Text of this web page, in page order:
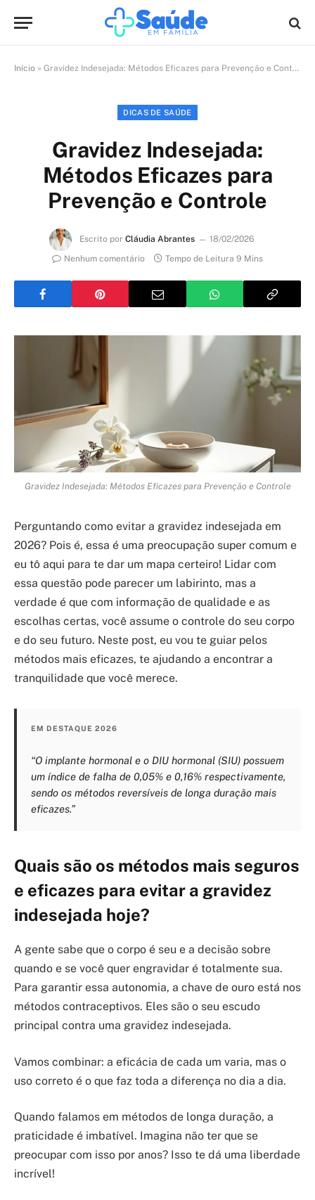
Início » Gravidez Indesejada: Métodos Eficazes para Prevenção e Controle
DICAS DE SAÚDE
Gravidez Indesejada:
Métodos Eficazes para
Prevenção e Controle
Escrito por Cláudia Abrantes
18/02/2026
Nenhum comentário
Tempo de Leitura 9 Mins
Gravidez Indesejada: Métodos Eficazes para Prevenção e Controle
Perguntando como evitar a gravidez indesejada em
2026? Pois é, essa é uma preocupação super comum e
eu tô aqui para te dar um mapa certeiro! Lidar com
essa questão pode parecer um labirinto, mas a
verdade é que com informação de qualidade e as
escolhas certas, você assume o controle do seu corpo
e do seu futuro. Neste post, eu vou te guiar pelos
métodos mais eficazes, te ajudando a encontrar a
tranquilidade que você merece.
EM DESTAQUE 2026
“O implante hormonal e o DIU hormonal (SIU) possuem
um índice de falha de 0,05% e 0,16% respectivamente,
sendo os métodos reversíveis de longa duração mais
eficazes.”
Quais são os métodos mais seguros
e eficazes para evitar a gravidez
indesejada hoje?
A gente sabe que o corpo é seu e a decisão sobre
quando e se você quer engravidar é totalmente sua.
Para garantir essa autonomia, a chave de ouro está nos
métodos contraceptivos. Eles são o seu escudo
principal contra uma gravidez indesejada.
Vamos combinar: a eficácia de cada um varia, mas o
uso correto é o que faz toda a diferença no dia a dia.
Quando falamos em métodos de longa duração, a
praticidade é imbatível. Imagina não ter que se
preocupar com isso por anos? Isso te dá uma liberdade
incrível!